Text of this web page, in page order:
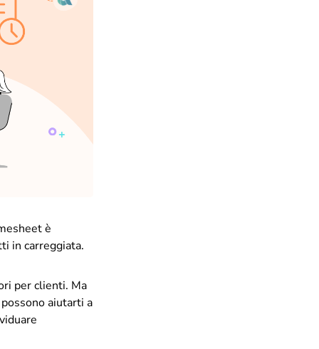
è
in carreggiata.
per clienti. Ma
aiutarti a